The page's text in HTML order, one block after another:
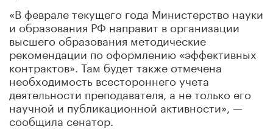
«В феврале текущего года Министерство науки
и образования РФ направит в организации
высшего образования методические
рекомендации по оформлению «эффективных
контрактов». Там будет также отмечена
необходимость всестороннего учета
деятельности преподавателя, а не только его
научной и публикационной активности», —
сообщила сенатор.